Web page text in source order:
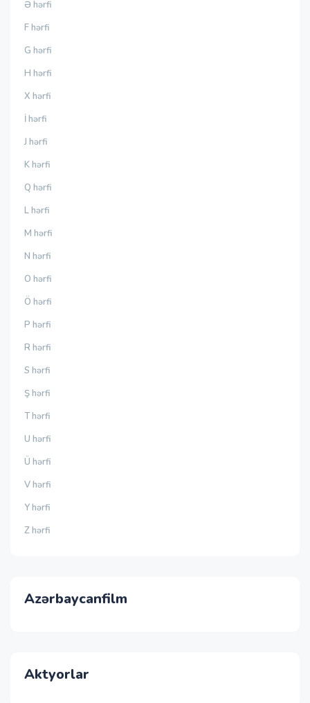
Ə hərfi
F hərfi
G hərfi
H hərfi
X hərfi
İ hərfi
J hərfi
K hərfi
Q hərfi
L hərfi
M hərfi
N hərfi
O hərfi
Ö hərfi
P hərfi
R hərfi
S hərfi
Ş hərfi
T hərfi
U hərfi
Ü hərfi
V hərfi
Y hərfi
Z hərfi
Azərbaycanfilm
Aktyorlar